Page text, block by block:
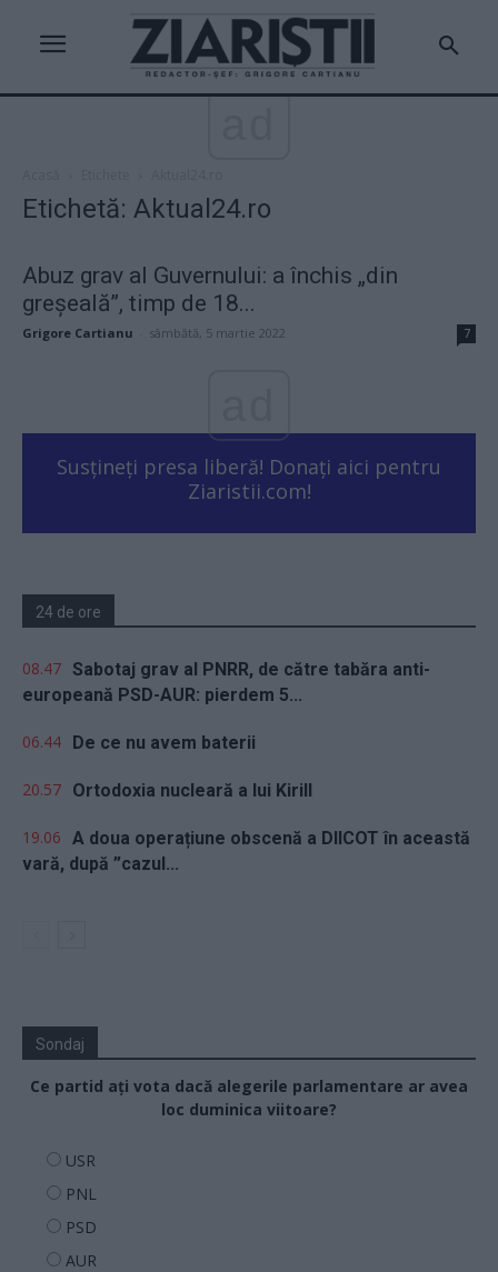
Etichetă: Aktual24.ro
Abuz grav al Guvernului: a închis „din
greșeală”, timp de 18...
Grigore Cartianu sâmbătă, 5 martie 2022 7
Susțineți presa liberă! Donați aici pentru
Ziaristii.com!
24 de ore
08.47 Sabotaj grav al PNRR, de către tabăra anti-
europeană PSD-AUR: pierdem 5...
06.44 De ce nu avem baterii
20.57 Ortodoxia nucleară a lui Kirill
19.06 A doua operațiune obscenă a DIICOT în această
vară, după ”cazul...
Sondaj
Ce partid ați vota dacă alegerile parlamentare ar avea
loc duminica viitoare?
USR
PNL
PSD
AUR